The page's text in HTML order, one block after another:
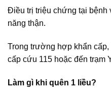
Điều trị triệu chứng tại bệnh
năng thận.
Trong trường hợp khẩn
cấp cứu 115 hoặc đến trạm
Làm gì khi quên 1 liều?